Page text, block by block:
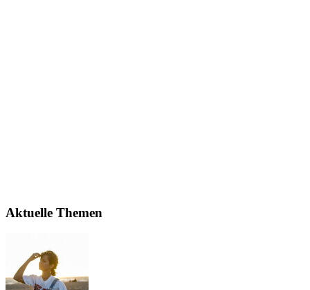
Aktuelle Themen